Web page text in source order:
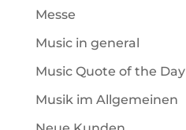
Messe
Music in general
Music Quote of the Day
Musik im Allgemeinen